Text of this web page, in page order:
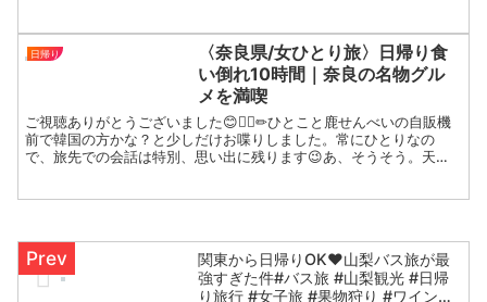
日帰り
〈奈良県/女ひとり旅〉日帰り食
い倒れ10時間｜奈良の名物グル
メを満喫
ご視聴ありがとうございました😊❤️‍🔥✏︎ひとこと鹿せんべいの自販機
前で韓国の方かな？と少しだけお喋りしました。常にひとりなの
で、旅先での会話は特別、思い出に残ります😉あ、そうそう。天理
関東から日帰りOK♥山梨バス旅が最
強すぎた件#バス旅 #山梨観光 #日帰
り旅行 #女子旅 #果物狩り #ワイン試